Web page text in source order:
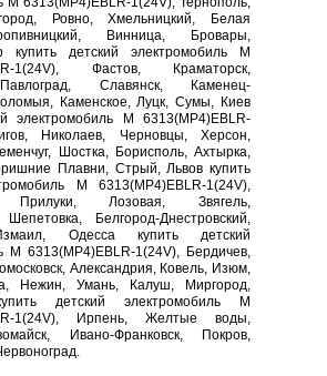
Ровно, Хмельницкий, Белая
Винница, Бровары,
купить детский электромобиль M
1(24V), Фастов, Краматорск,
Славянск, Каменец-
Каменское, Луцк, Сумы, Киев
электромобиль M 6313(MP4)EBLR-
Николаев, Черновцы, Херсон,
Шостка, Борисполь, Ахтырка,
Плавни, Стрый, Львов купить
M 6313(MP4)EBLR-1(24V),
Прилуки, Лозовая, Звягель,
Белгород-Днестровский,
Одесса купить детский
M 6313(MP4)EBLR-1(24V), Бердичев,
Александрия, Ковель, Изюм,
Нежин, Умань, Калуш, Миргород,
детский электромобиль M
1(24V), Ирпень, Желтые воды,
Ивано-Франковск, Покров,